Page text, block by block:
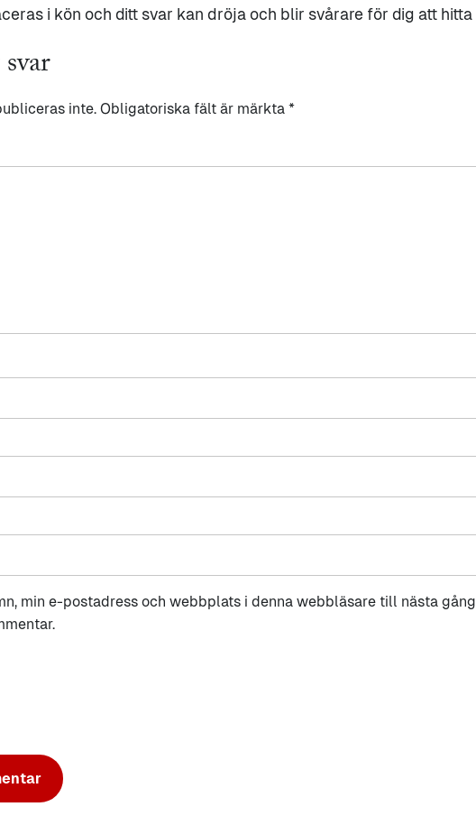
i kön och ditt svar kan dröja och blir svårare för dig att hitta
inte. Obligatoriska fält är märkta *
min e-postadress och webbplats i denna webbläsare till nästa gång